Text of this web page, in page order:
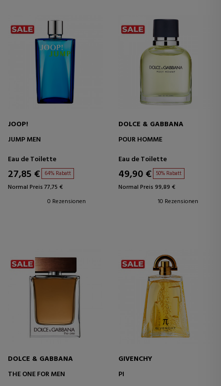
JOOP!
JUMP MEN
Eau de Toilette
27,85 € 64% Rabatt
Normal Preis 77,75 €
0 Rezensionen
DOLCE & GABBANA
POUR HOMME
Eau de Toilette
49,90 € 50% Rabatt
Normal Preis 99,89 €
10 Rezensionen
DOLCE & GABBANA
THE ONE FOR MEN
GIVENCHY
PI